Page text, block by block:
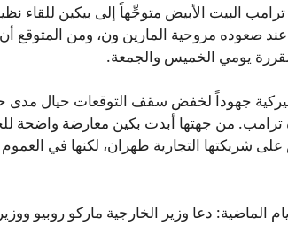
البيت الأبيض متوجِّهاً إلى بيكين للقاء
صعوده مروحية المارين ون، ومن المتوقع
يومي الخميس والجمعة.
جهوداً لخفض سقف التوقعات حيال
ترامب. من جهتها أبدت بكين معارضة واضحة
شريكتها التجارية طهران، لكنها في
الماضية: دعا وزير الخارجية ماركو روبيو